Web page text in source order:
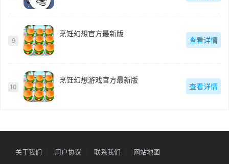
9
烹饪幻想官方最新版
查看详情
10
烹饪幻想游戏官方最新版
查看详情
关于我们 用户协议 联系我们 网站地图